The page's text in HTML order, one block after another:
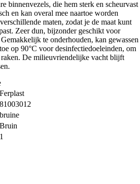
binnenvezels, die hem sterk en scheurvast
en kan overal mee naartoe worden
maten, zodat je de maat kunt
Zeer dun, bijzonder geschikt voor
te onderhouden, kan gewassen
op 90°C voor desinfectiedoeleinden, om
De milieuvriendelijke vacht blijft
Ferplast
81003012
bruine
Bruin
1